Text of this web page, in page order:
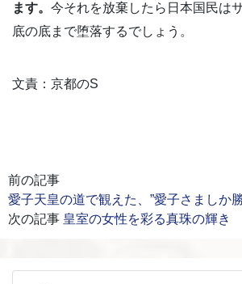
ます。 今それを放棄したら日本国民は
底の底まで堕落するでしょう。
文責：京都のS
前の記事
愛子天皇の道で観えた、”愛子さましか
次の記事 皇室の女性を彩る真珠の輝き